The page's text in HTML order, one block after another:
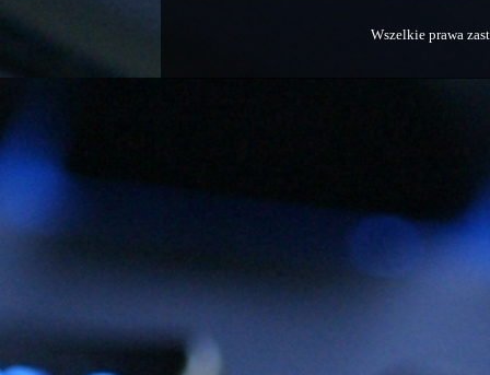
Wszelkie prawa